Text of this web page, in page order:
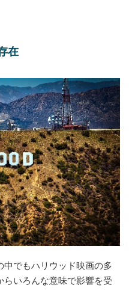
在
でもハリウッド映画の多
らいろんな意味で影響を受